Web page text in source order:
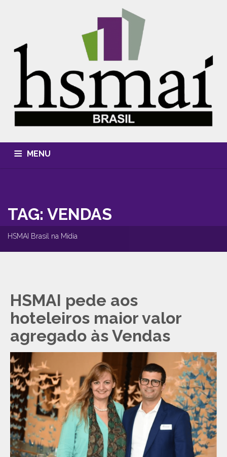
MENU
ASSOCIE-SE CONTATO
TAG: VENDAS
HSMAI Brasil na Mídia
HSMAI pede aos
hoteleiros maior valor
agregado às Vendas